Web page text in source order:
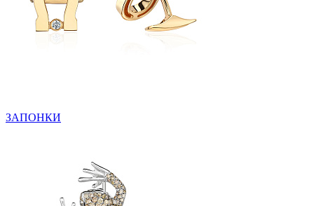
ЗАПОНКИ